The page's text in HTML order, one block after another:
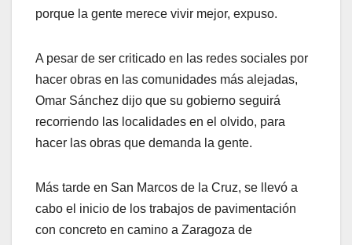
porque la gente merece vivir mejor, expuso.
A pesar de ser criticado en las redes sociales por
hacer obras en las comunidades más alejadas,
Omar Sánchez dijo que su gobierno seguirá
recorriendo las localidades en el olvido, para
hacer las obras que demanda la gente.
Más tarde en San Marcos de la Cruz, se llevó a
cabo el inicio de los trabajos de pavimentación
con concreto en camino a Zaragoza de